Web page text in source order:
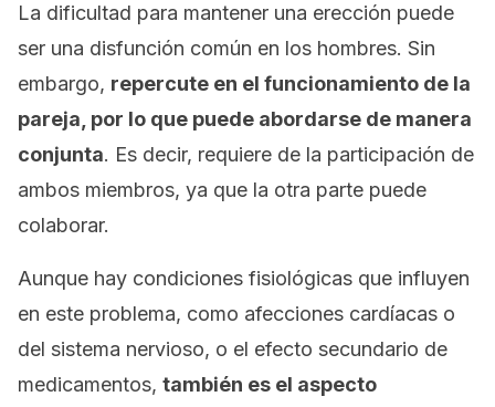
La dificultad para mantener una erección puede
ser una disfunción común en los hombres. Sin
embargo, repercute en el funcionamiento de la
pareja, por lo que puede abordarse de manera
conjunta. Es decir, requiere de la participación de
ambos miembros, ya que la otra parte puede
colaborar.
Aunque hay condiciones fisiológicas que influyen
en este problema, como afecciones cardíacas o
del sistema nervioso, o el efecto secundario de
medicamentos, también es el aspecto